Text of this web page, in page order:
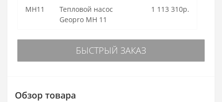
MH11
Тепловой насос
Geopro MH 11
1 113 310р.
БЫСТРЫЙ ЗАКАЗ
Обзор товара